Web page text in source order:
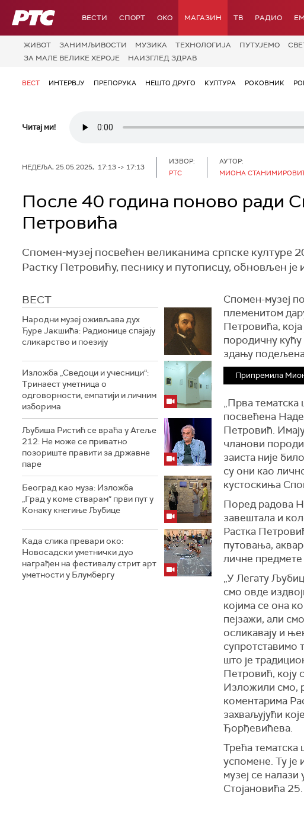
РТС ВЕСТИ СПОРТ OKO МАГАЗИН ТВ РАДИО
ЖИВОТ ЗАНИМЉИВОСТИ МУЗИКА ТЕХНОЛОГИЈA ПУТУЈЕМО
ЗА МАЛЕ ВЕЛИКЕ ХЕРОЈЕ
НАИЗГЛЕД ЗДРАВ
ВЕСТ ИНТЕРВЈУ ПРЕПОРУКА НЕШТО ДРУГО КУЛТУРА РОКОВНИК
Читај ми!
НЕДЕЉА, 25.05.2025, 17:13 -> 17:13
ИЗВОР:
РТС
АУТОР:
МИОНА
После 40 година поново ради
Петровића
Спомен-музеј посвећен великанима српске
Растку Петровићу, песнику и путописцу, обновљен
ВЕСТ
Народни музеј оживљава дух
Ђуре Јакшића: Радионице спајају
сликарство и поезију
Изложба „Сведоци и учесници“:
Тринаест уметница о
одговорности, емпатији и личним
изборима
Љубиша Ристић се враћа у Атеље
212: Не може се приватно
позориште правити за државне
паре
Београд као муза: Изложба
„Град у коме стварам“ први пут у
Конаку кнегиње Љубице
Када слика превари око:
Новосадски уметнички дуо
награђен на фестивалу стрит арт
уметности у Блумбергу
Спомен-музеј
племенитом
Петровића, која
породичну кућу
здању
Припремила
„Прва тематска
посвећена
Петровић.
чланови
заиста није
су они као
кустоскиња
Поред радова
завештала и
Растка
путовања,
личне предмете
„У Легату
смо овде
којима се она
пејзажи, али
осликавају и
супротставимо
што је
Петровић, коју
Изложили смо,
коментарима
захваљујући
Ђорђевићева.
Трећа тематска
успомене. Ту
музеј се
Стојановића 25.